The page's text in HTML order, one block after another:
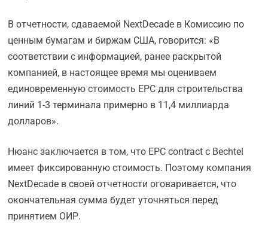
В отчетности, сдаваемой NextDecade в Комиссию по
ценным бумагам и биржам США, говорится: «В
соответствии с информацией, ранее раскрытой
компанией, в настоящее время мы оцениваем
единовременную стоимость EPC для строительства
линий 1-3 терминала примерно в 11,4 миллиарда
долларов».
Нюанс заключается в том, что EPC contract c Bechtel
имеет фиксированную стоимость. Поэтому компания
NextDecade в своей отчетности оговаривается, что
окончательная сумма будет уточняться перед
принятием ОИР.